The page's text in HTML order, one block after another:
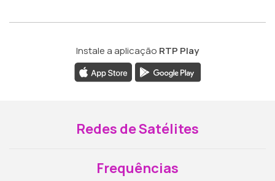
Instale a aplicação RTP Play
Redes de Satélites
Frequências